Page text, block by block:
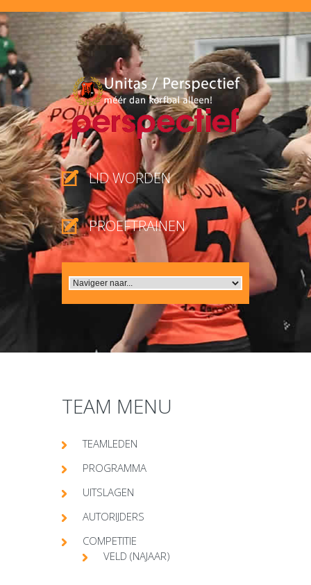
LID WORDEN
PROEFTRAINEN
TEAM MENU
TEAMLEDEN
PROGRAMMA
UITSLAGEN
AUTORIJDERS
COMPETITIE
VELD (NAJAAR)